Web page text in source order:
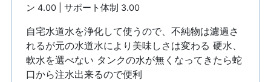
ン 4.00 | サポート体制 3.00
自宅水道水を浄化して使うので、不純物は濾過さ
れるが元の水道水により美味しさは変わる 硬水、
軟水を選べない タンクの水が無くなってきたら蛇
口から注水出来るので便利